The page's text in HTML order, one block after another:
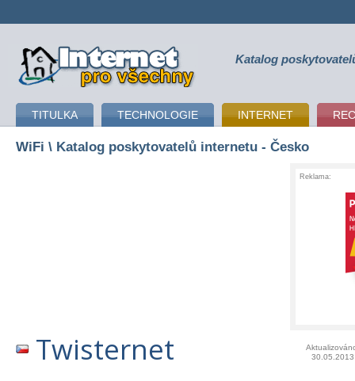
připojení k internetu Katalog
TITULKA TECHNOLOGIE INTERNET
WiFi \ Katalog poskytovatelů internetu - Česko
Reklama:
Twisternet
30.05.2013